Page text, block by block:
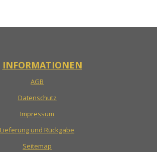
INFORMATIONEN
AGB
Datenschutz
Impressum
Lieferung und Rückgabe
Seitemap